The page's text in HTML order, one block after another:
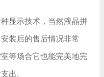
显示技术，当然液晶拼
装后的售后情况非常
等场合它也能完美地完
出。